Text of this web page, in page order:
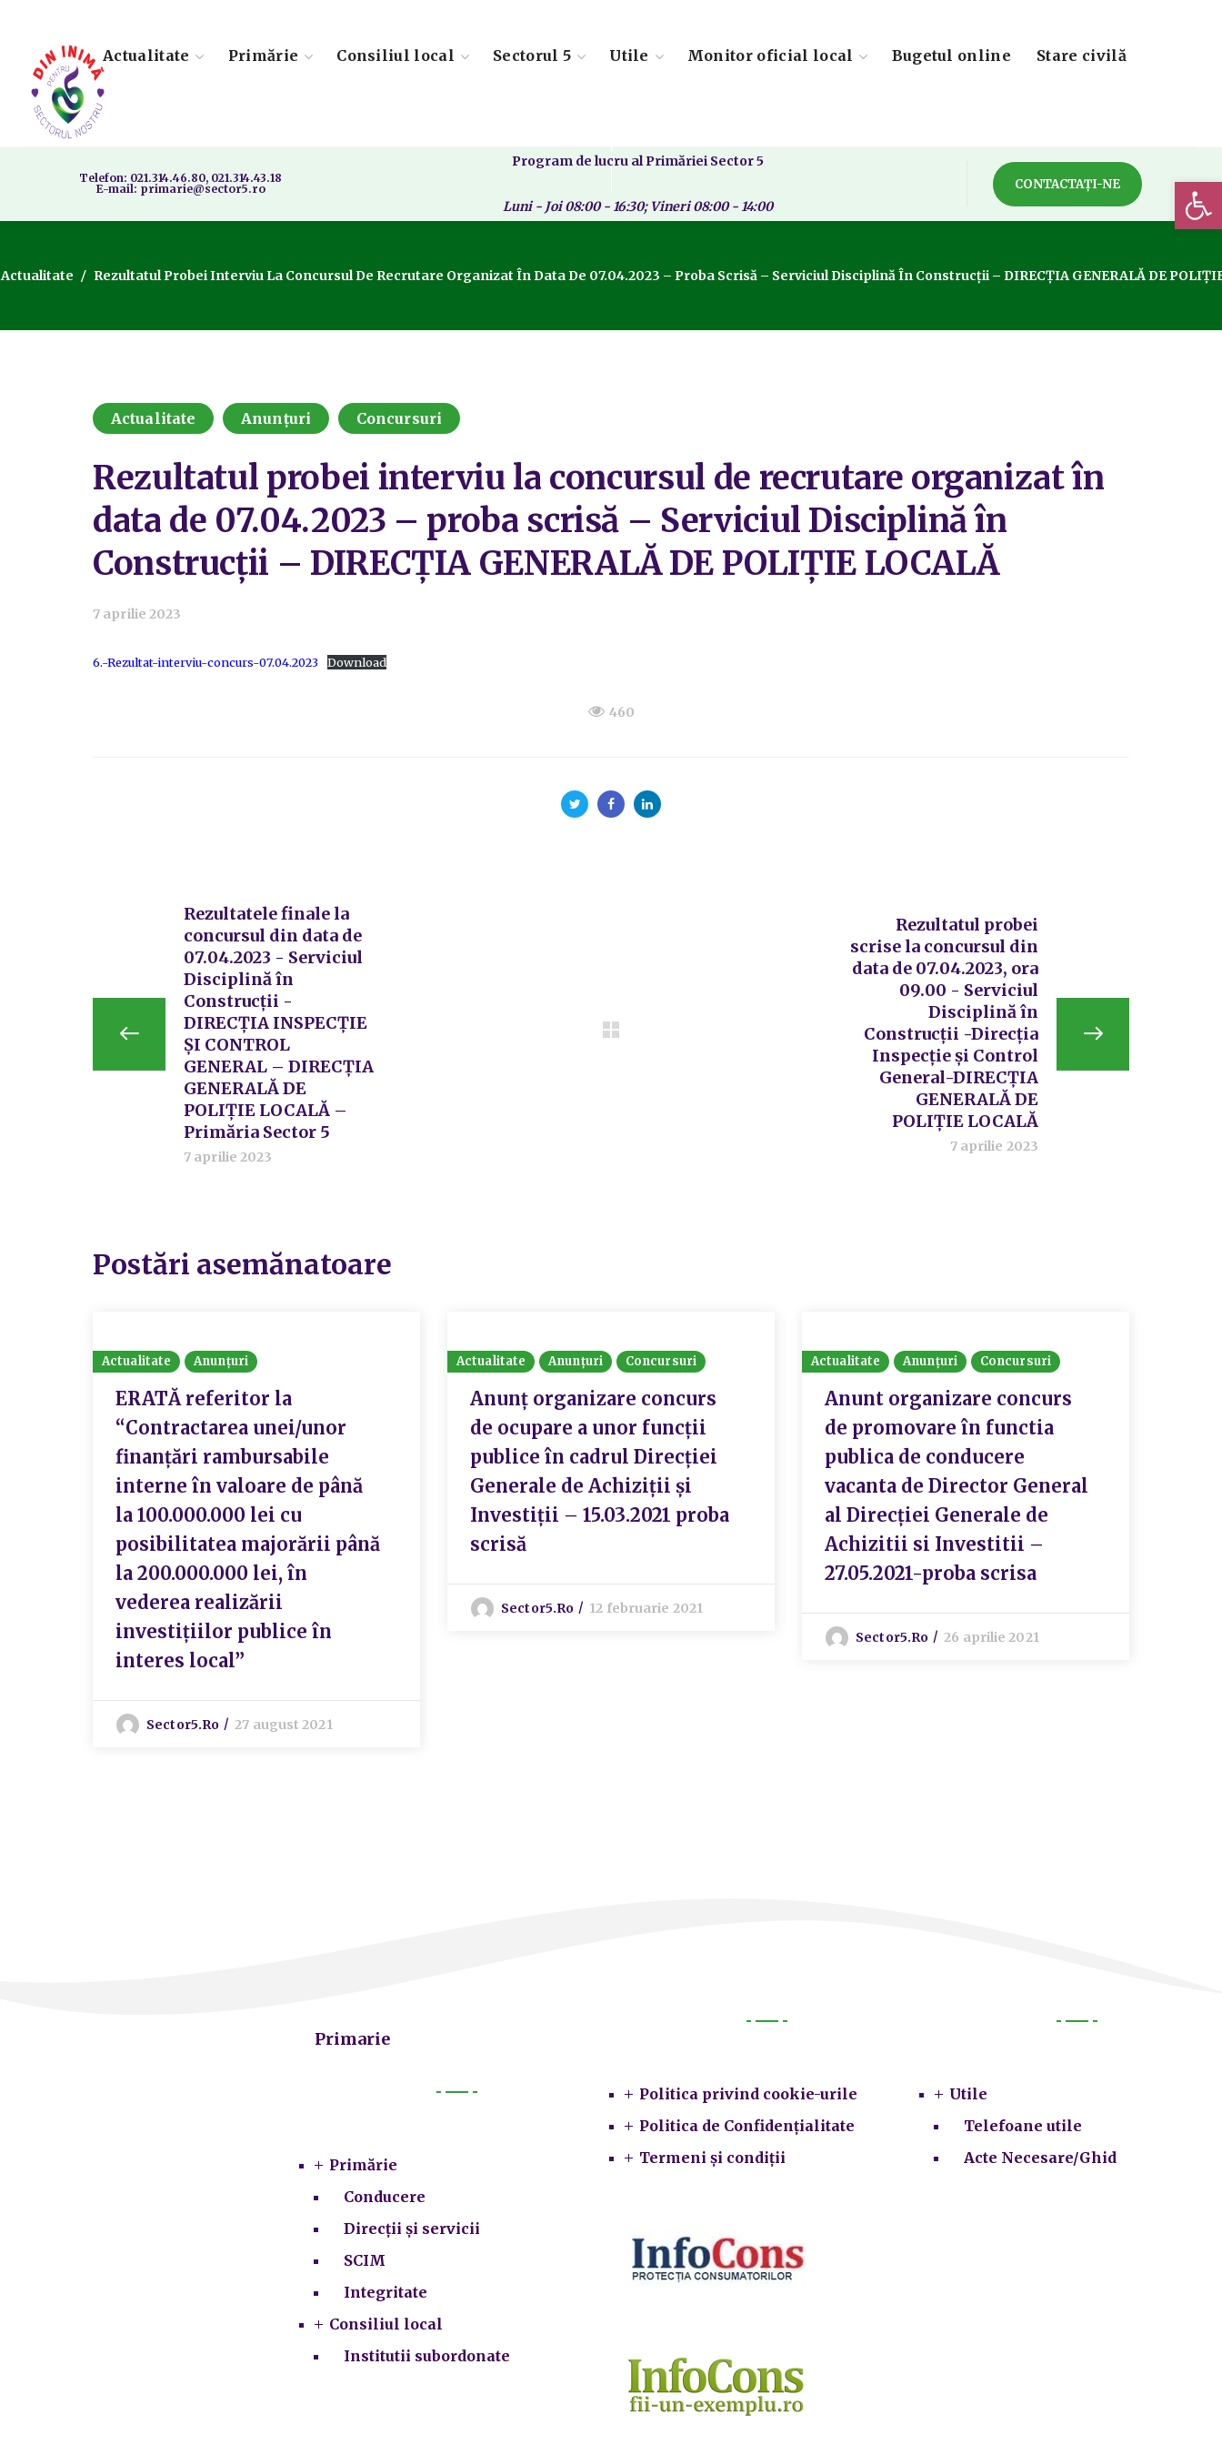
Actualitate Primărie Consiliul local Sectorul 5 Utile Monitor oficial local Bugetul online Stare civilă
Telefon: 021.314.46.80, 021.314.43.18
E-mail: primarie@sector5.ro
Program de lucru al Primăriei Sector 5
Luni - Joi 08:00 - 16:30; Vineri 08:00 - 14:00
CONTACTAȚI-NE
Actualitate Rezultatul Probei Interviu La Concursul De Recrutare Organizat În Data De 07.04.2023 – Proba Scrisă – Serviciul Disciplină În Construcții – DIRECȚIA GENERALĂ DE
Actualitate Anunțuri Concursuri
Rezultatul probei interviu la concursul de recrutare organizat în
data de 07.04.2023 – proba scrisă – Serviciul Disciplină în
Construcții – DIRECȚIA GENERALĂ DE POLIȚIE LOCALĂ
7 aprilie 2023
6.-Rezultat-interviu-concurs-07.04.2023 Download
460
Rezultatele finale la
concursul din data de
07.04.2023 - Serviciul
Disciplină în
Construcții -
DIRECȚIA INSPECȚIE
ȘI CONTROL
GENERAL – DIRECȚIA
GENERALĂ DE
POLIȚIE LOCALĂ –
Primăria Sector 5
7 aprilie 2023
Rezultatul probei
scrise la concursul din
data de 07.04.2023, ora
09.00 - Serviciul
Disciplină în
Construcții -Direcția
Inspecție și Control
General-DIRECȚIA
GENERALĂ DE
POLIȚIE LOCALĂ
7 aprilie 2023
Postări asemănatoare
Actualitate Anunțuri
ERATĂ referitor la
“Contractarea unei/unor
finanțări rambursabile
interne în valoare de până
la 100.000.000 lei cu
posibilitatea majorării până
la 200.000.000 lei, în
vederea realizării
investițiilor publice în
interes local”
Sector5.ro 27 august 2021
Actualitate Anunțuri Concursuri
Anunț organizare concurs
de ocupare a unor funcții
publice în cadrul Direcției
Generale de Achiziții și
Investiții – 15.03.2021 proba
scrisă
Sector5.ro 12 februarie 2021
Actualitate Anunțuri Concursuri
Anunt organizare concurs
de promovare în functia
publica de conducere
vacanta de Director General
al Direcției Generale de
Achizitii si Investitii –
27.05.2021-proba scrisa
Sector5.ro 26 aprilie 2021
Primarie
Primărie
Conducere
Direcții și servicii
SCIM
Integritate
Consiliul local
Institutii subordonate
Politica privind cookie-urile
Politica de Confidențialitate
Termeni și condiții
Utile
Telefoane utile
Acte Necesare/Ghid